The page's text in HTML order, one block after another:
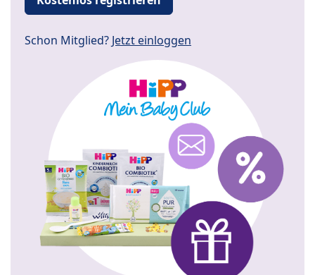
Schon Mitglied? Jetzt einloggen